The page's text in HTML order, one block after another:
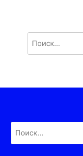
Найти: